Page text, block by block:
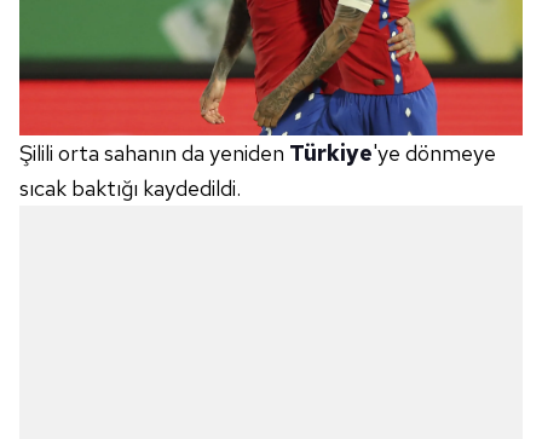
Şilili orta sahanın da yeniden Türkiye'ye dönmeye
sıcak baktığı kaydedildi.